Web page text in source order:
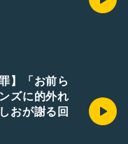
】「お前ら
ズに的外れ
おが謝る回